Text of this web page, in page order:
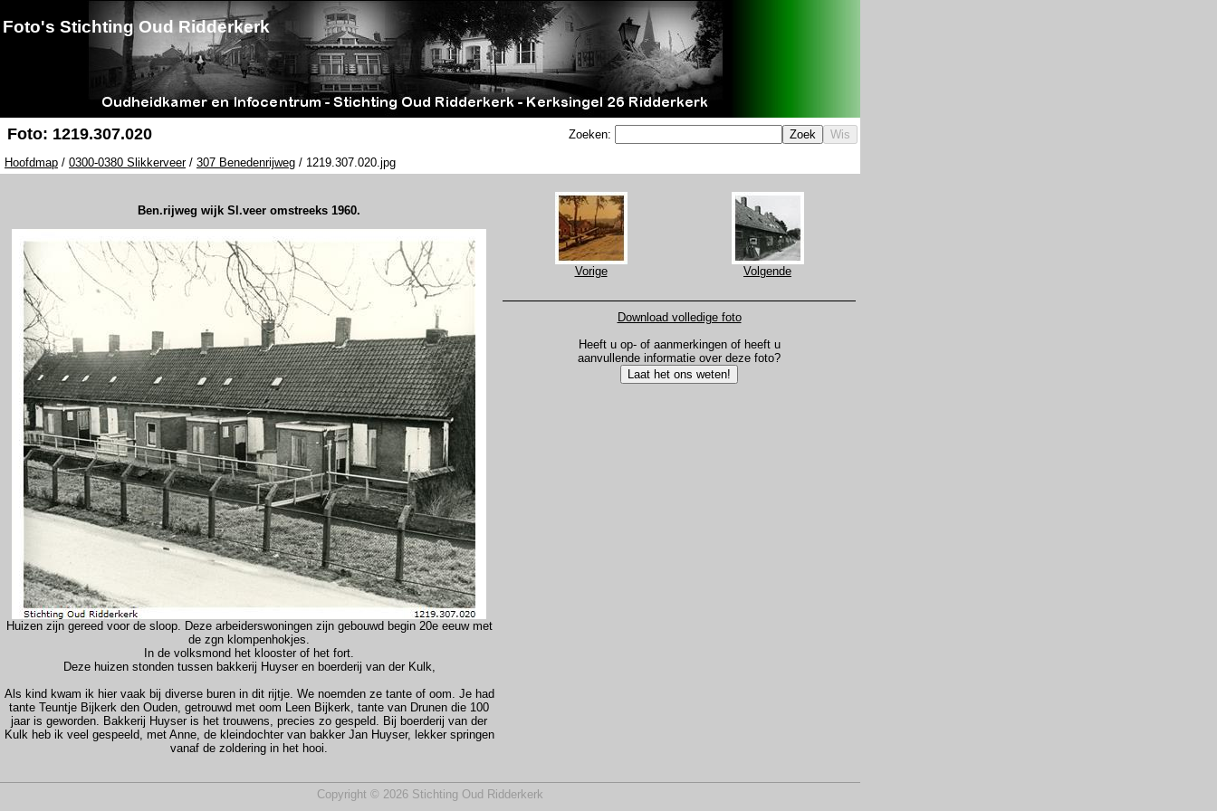
Foto's Stichting Oud Ridderkerk
Foto: 1219.307.020 Zoeken:
Hoofdmap / 0300-0380 Slikkerveer/ 307 Benedenrijweg / 1219.307.020.jpg
Ben.rijweg wijk Sl.veer omstreeks 1960.
Huizen zijn gereed voor de sloop. Deze arbeiderswoningen zijn gebouwd begin 20e eeuw met
de zgn klompenhokjes.
In de volksmond het klooster of het fort.
Deze huizen stonden tussen bakkerij Huyser en boerderij van der Kulk,
Als kind kwam ik hier vaak bij diverse buren in dit rijtje. We noemden ze tante of oom. Je had
tante Teuntje Bijkerk den Ouden, getrouwd met oom Leen Bijkerk, tante van Drunen die 100
jaar is geworden. Bakkerij Huyser is het trouwens, precies zo gespeld. Bij boerderij van der
Kulk heb ik veel gespeeld, met Anne, de kleindochter van bakker Jan Huyser, lekker springen
vanaf de zoldering in het hooi.
Vorige Volgende
Download volledige foto
Heeft u op- of aanmerkingen of heeft u
aanvullende informatie over deze foto?
Copyright © 2026 Stichting Oud Ridderkerk